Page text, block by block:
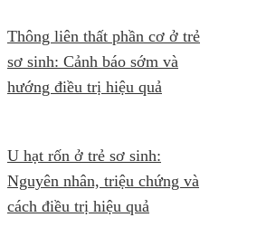
Thông liên thất phần cơ ở trẻ
sơ sinh: Cảnh báo sớm và
hướng điều trị hiệu quả
U hạt rốn ở trẻ sơ sinh:
Nguyên nhân, triệu chứng và
cách điều trị hiệu quả